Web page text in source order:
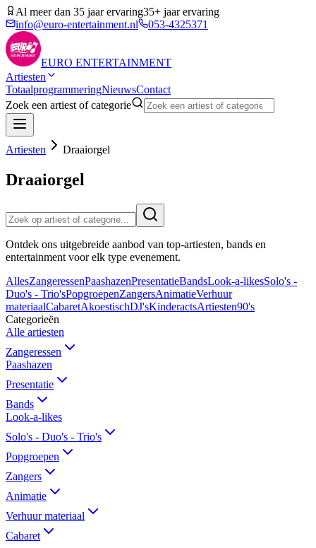
Al meer dan 35 jaar ervaring35+ jaar ervaring
info@euro-entertainment.nl
053-4325371
EURO ENTERTAINMENT
Artiesten
TotaalprogrammeringNieuwsContact
Zoek een artiest of categorie
Artiesten Draaiorgel
Draaiorgel
Ontdek ons uitgebreide aanbod van top-artiesten, bands en
entertainment voor elk type evenement.
AllesZangeressenPaashazenPresentatieBandsLook-a-likesSolo's -
Duo's - Trio'sPopgroepenZangersAnimatieVerhuur
materiaalCabaretAkoestischDJ'sKinderactsArtiesten90's
Categorieën
Alle artiesten
Zangeressen
Paashazen
Presentatie
Bands
Look-a-likes
Solo's - Duo's - Trio's
Popgroepen
Zangers
Animatie
Verhuur materiaal
Cabaret